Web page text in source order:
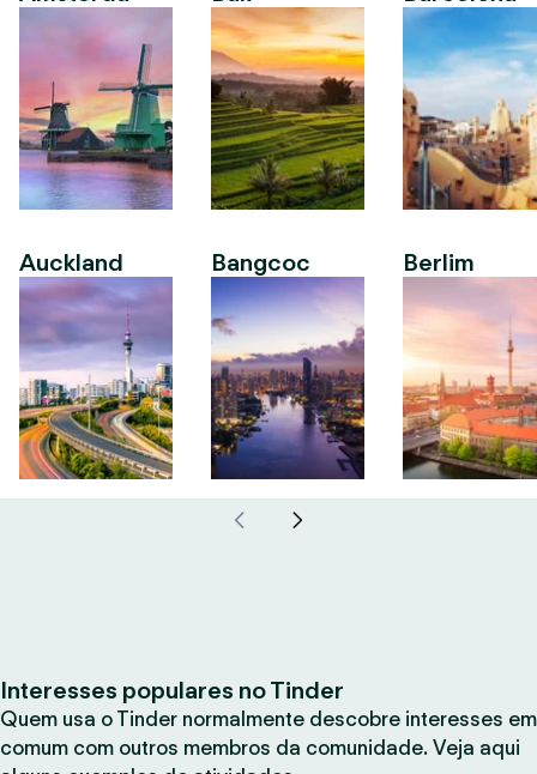
Auckland Bangcoc Berlim
Interesses populares no Tinder
Quem usa o Tinder normalmente descobre interesses em
comum com outros membros da comunidade. Veja aqui